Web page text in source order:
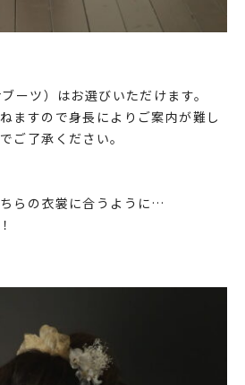
ーツ）はお選びいただけます。
ますので身長によりご案内が難し
ご了承ください。
らの衣裳に合うように…